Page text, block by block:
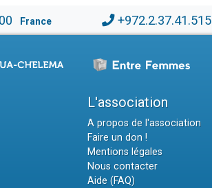
France +972.2.37.41.515
L'association
A propos de l'association
Faire un don !
Mentions légales
Nous contacter
Aide (FAQ)